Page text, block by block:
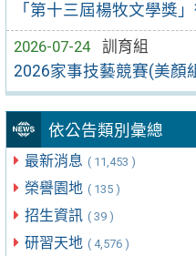
「第十三屆楊牧文學獎
2026-07-24
訓育組
2026家事技藝競賽(美顏
依公告類別彙總
最新消息 ( 11,453 )
榮譽園地 ( 135 )
招生資訊 ( 39 )
研習天地 ( 4,576 )